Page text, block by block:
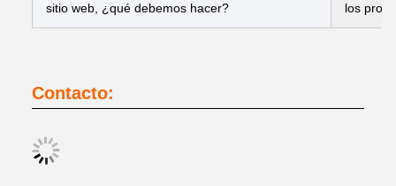
sitio web, ¿qué debemos hacer?
los
Contacto: